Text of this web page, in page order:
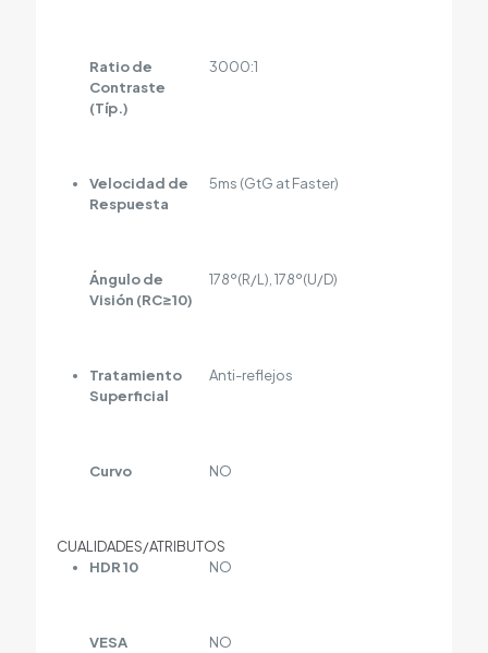
Ratio de
Contraste
(Típ.)
3000:1
Velocidad de
Respuesta
5ms (GtG at Faster)
Ángulo de
Visión (RC≥10)
178º(R/L), 178º(U/D)
Tratamiento
Superficial
Anti-reflejos
Curvo NO
CUALIDADES/ATRIBUTOS
HDR 10
NO
VESA
NO